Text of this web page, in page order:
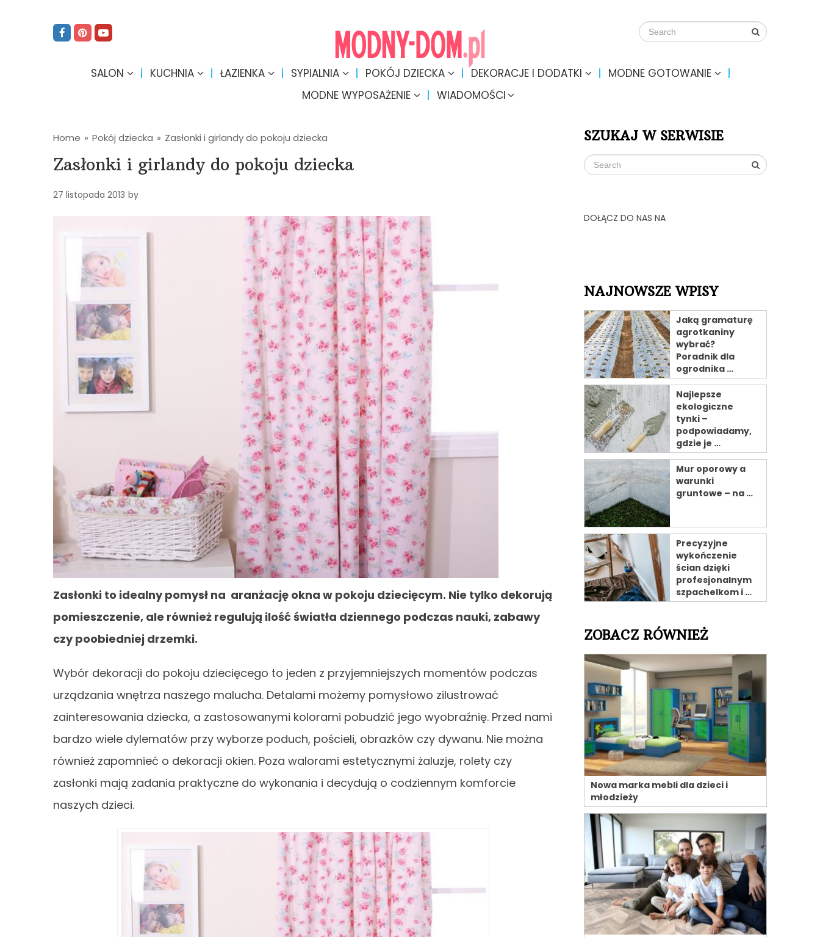
SALON KUCHNIA ŁAZIENKA SYPIALNIA POKÓJ DZIECKA DEKORACJE I DODATKI
MODNE GOTOWANIE
MODNE WYPOSAŻENIE
WIADOMOŚCI
Home » Pokój dziecka » Zasłonki i girlandy do pokoju dziecka
Zasłonki i girlandy do pokoju dziecka
27 listopada 2013 by
Zasłonki to idealny pomysł na aranżację okna w pokoju dziecięcym. Nie tylko dekorują
pomieszczenie, ale również regulują ilość światła dziennego podczas nauki, zabawy
czy poobiedniej drzemki.
Wybór dekoracji do pokoju dziecięcego to jeden z przyjemniejszych momentów podczas
urządzania wnętrza naszego malucha. Detalami możemy pomysłowo zilustrować
zainteresowania dziecka, a zastosowanymi kolorami pobudzić jego wyobraźnię. Przed nami
bardzo wiele dylematów przy wyborze poduch, pościeli, obrazków czy dywanu. Nie można
również zapomnieć o dekoracji okien. Poza walorami estetycznymi żaluzje, rolety czy
zasłonki mają zadania praktyczne do wykonania i decydują o codziennym komforcie
naszych dzieci.
SZUKAJ W SERWISIE
DOŁĄCZ DO NAS NA
NAJNOWSZE WPISY
Jaką gramaturę
agrotkaniny
wybrać?
Poradnik dla
ogrodnika …
Najlepsze
ekologiczne
tynki –
podpowiadamy,
gdzie je …
Mur oporowy a
warunki
gruntowe – na …
Precyzyjne
wykończenie
ścian dzięki
profesjonalnym
szpachelkom i …
ZOBACZ RÓWNIEŻ
Nowa marka mebli dla dzieci i
młodzieży